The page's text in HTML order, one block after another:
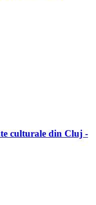
culturale din Cluj -